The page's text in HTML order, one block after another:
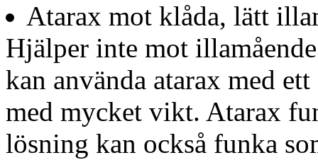
Atarax mot klåda, lätt
Hjälper inte mot
kan använda atarax med
med mycket vikt. Atarax
lösning kan också funka